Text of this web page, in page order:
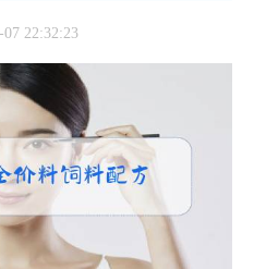
07 22:32:23